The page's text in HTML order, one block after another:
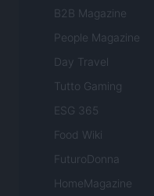
B2B Magazine
People Magazine
Day Travel
Tutto Gaming
ESG 365
Food Wiki
FuturoDonna
HomeMagazine